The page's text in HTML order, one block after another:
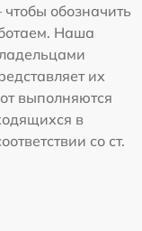
обозначить
Наша
их
выполняются
в
со ст.